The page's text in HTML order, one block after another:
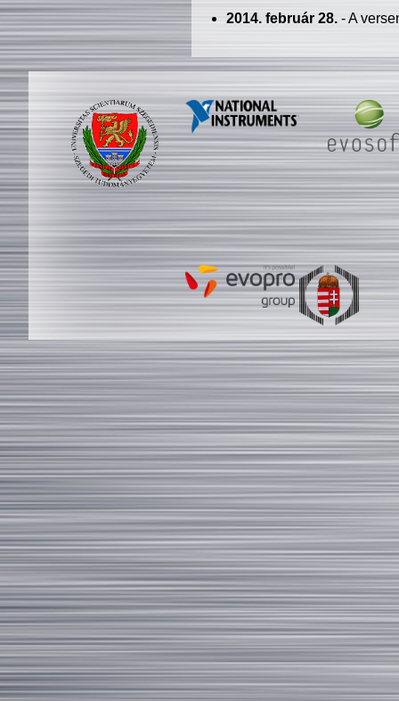
2014. február 28.- A